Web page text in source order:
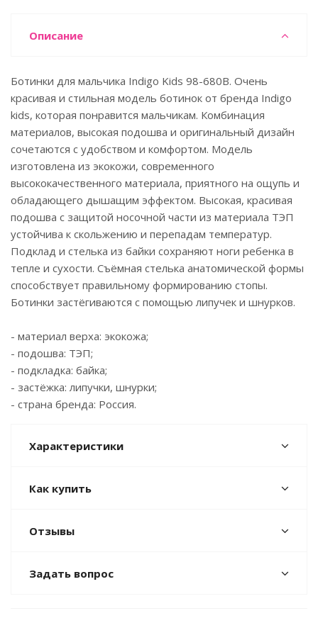
Описание
Ботинки для мальчика Indigo Kids 98-680B. Очень
красивая и стильная модель ботинок от бренда Indigo
kids, которая понравится мальчикам. Комбинация
материалов, высокая подошва и оригинальный дизайн
сочетаются с удобством и комфортом. Модель
изготовлена из экокожи, современного
высококачественного материала, приятного на ощупь и
обладающего дышащим эффектом. Высокая, красивая
подошва с защитой носочной части из материала ТЭП
устойчива к скольжению и перепадам температур.
Подклад и стелька из байки сохраняют ноги ребенка в
тепле и сухости. Съёмная стелька анатомической формы
способствует правильному формированию стопы.
Ботинки застёгиваются с помощью липучек и шнурков.
- материал верха: экокожа;
- подошва: ТЭП;
- подкладка: байка;
- застёжка: липучки, шнурки;
- страна бренда: Россия.
Характеристики
Как купить
Отзывы
Задать вопрос